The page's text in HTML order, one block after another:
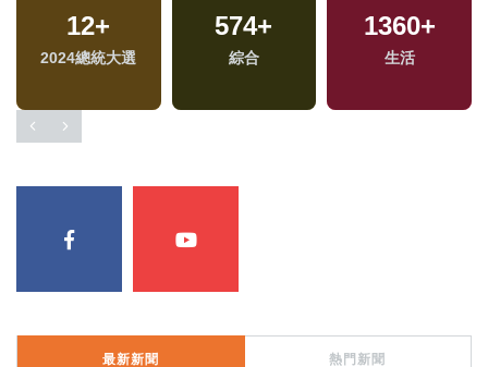
12+
2024總統大選
574+
綜合
1360+
生活
最新新聞 熱門新聞